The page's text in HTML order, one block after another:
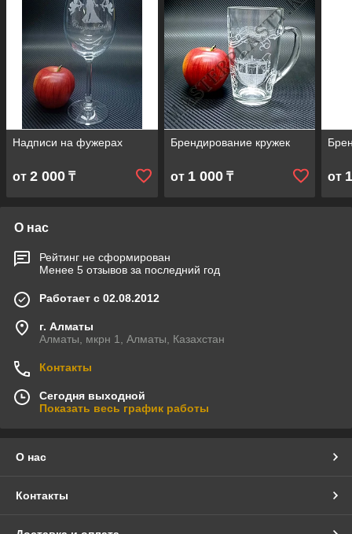
Надписи на фужерах
от 2 000 ₸
Брендирование кружек
от 1 000₸ от
О нас
Рейтинг не сформирован
Менее 5 отзывов за последний год
Работает с 02.08.2012
г. Алматы
Алматы, мкрн 1, Алматы, Казахстан
Контакты
Сегодня выходной
Показать весь график работы
О нас
Контакты